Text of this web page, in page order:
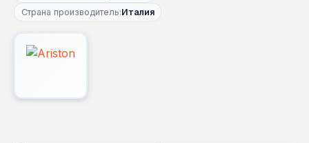
Страна производитель:Италия